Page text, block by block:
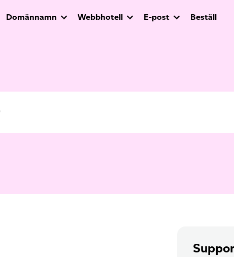
Domännamn Webbhotell E-post Beställ